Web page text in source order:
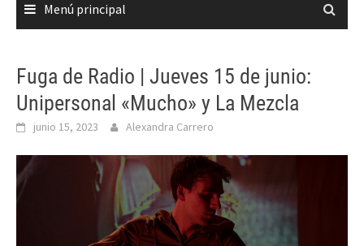
Menú principal
Fuga de Radio | Jueves 15 de junio:
Unipersonal «Mucho» y La Mezcla
junio 15, 2023 Alexandra Carrero